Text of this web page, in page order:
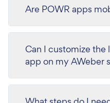
Are POWR apps
Can I customize the
app on my AWeber